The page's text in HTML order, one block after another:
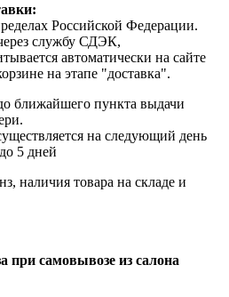
Российской Федерации.
службу СДЭК,
автоматически на сайте
на этапе "доставка".
ближайшего пункта выдачи
на следующий день
5 дней
наличия товара на складе и
при самовывозе из салона